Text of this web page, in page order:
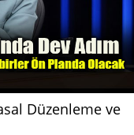
Düzenleme ve